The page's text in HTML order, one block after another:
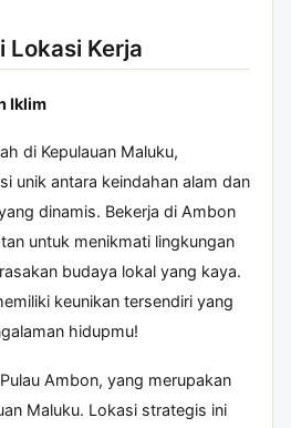
Lokasi Kerja
Iklim
di Kepulauan Maluku,
unik antara keindahan alam dan
dinamis. Bekerja di Ambon
untuk menikmati lingkungan
budaya lokal yang kaya.
keunikan tersendiri yang
hidupmu!
Ambon, yang merupakan
Maluku. Lokasi strategis ini